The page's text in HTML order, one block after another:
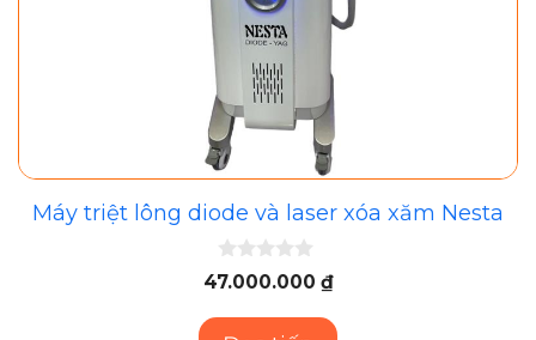
Máy triệt lông diode và laser xóa xăm Nesta
0
n
47.000.000 ₫